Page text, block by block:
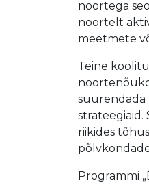
noortega
noortelt
meetmete
Teine
suurendada
strateegiaid.
riikides
Programmi